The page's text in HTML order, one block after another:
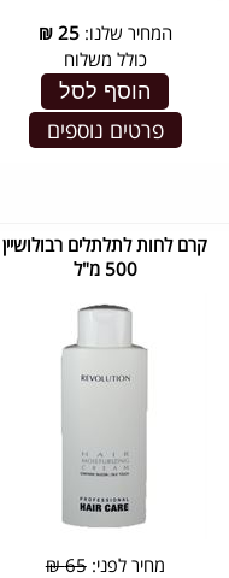
המחיר שלנו:25
₪
כולל משלוח
הוסף לסל
פרטים נוספים
קרם לחות לתלתלים רבולושיין
500 מ"ל
מחיר לפני:65 ₪